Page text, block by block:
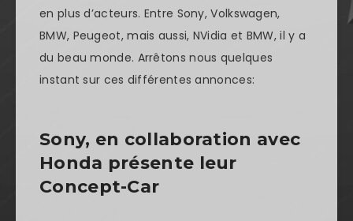
en plus d’acteurs. Entre Sony, Volkswagen,
BMW, Peugeot, mais aussi, NVidia et BMW, il y a
du beau monde. Arrêtons nous quelques
instant sur ces différentes annonces:
Sony, en collaboration avec
Honda présente leur
Concept-Car